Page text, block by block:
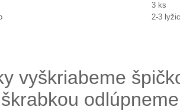
3 ks
2-3
vyškriabeme